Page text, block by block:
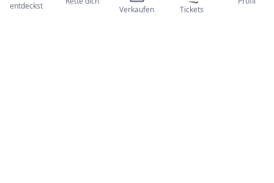
Über uns
entdeckst
Verkaufen
Tickets